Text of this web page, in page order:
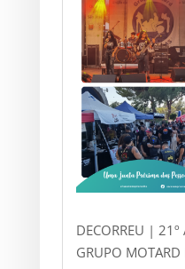
DECORREU | 21º
GRUPO